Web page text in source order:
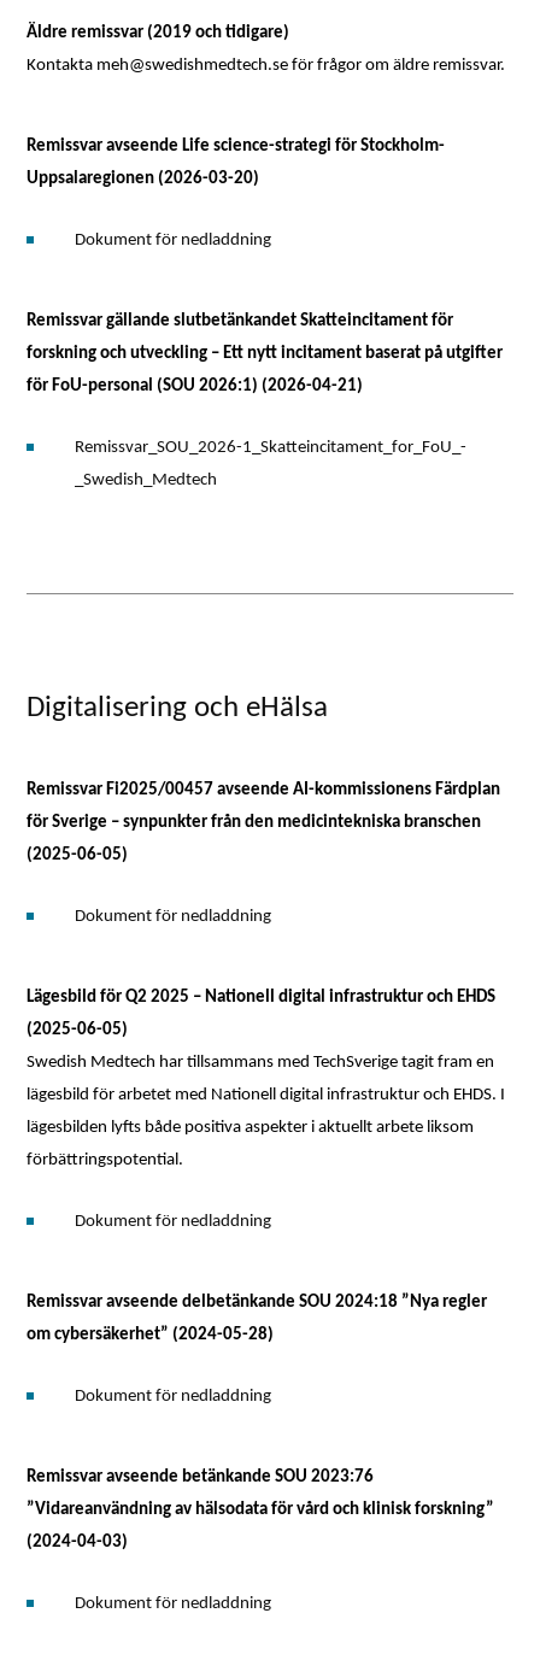
Äldre remissvar (2019 och tidigare)
Kontakta meh@swedishmedtech.se för frågor om äldre remissvar.
Remissvar avseende Life science-strategi för Stockholm-
Uppsalaregionen (2026-03-20)
Dokument för nedladdning
Remissvar gällande slutbetänkandet Skatteincitament för
forskning och utveckling – Ett nytt incitament baserat på utgifter
för FoU-personal (SOU 2026:1) (2026-04-21)
Remissvar_SOU_2026-1_Skatteincitament_for_FoU_-
_Swedish_Medtech
Digitalisering och eHälsa
Remissvar Fi2025/00457 avseende AI-kommissionens Färdplan
för Sverige – synpunkter från den medicintekniska branschen
(2025-06-05)
Dokument för nedladdning
Lägesbild för Q2 2025 – Nationell digital infrastruktur och EHDS
(2025-06-05)
Swedish Medtech har tillsammans med TechSverige tagit fram en
lägesbild för arbetet med Nationell digital infrastruktur och EHDS. I
lägesbilden lyfts både positiva aspekter i aktuellt arbete liksom
förbättringspotential.
Dokument för nedladdning
Remissvar avseende delbetänkande SOU 2024:18 ”Nya regler
om cybersäkerhet” (2024-05-28)
Dokument för nedladdning
Remissvar avseende betänkande SOU 2023:76
”Vidareanvändning av hälsodata för vård och klinisk forskning”
(2024-04-03)
Dokument för nedladdning